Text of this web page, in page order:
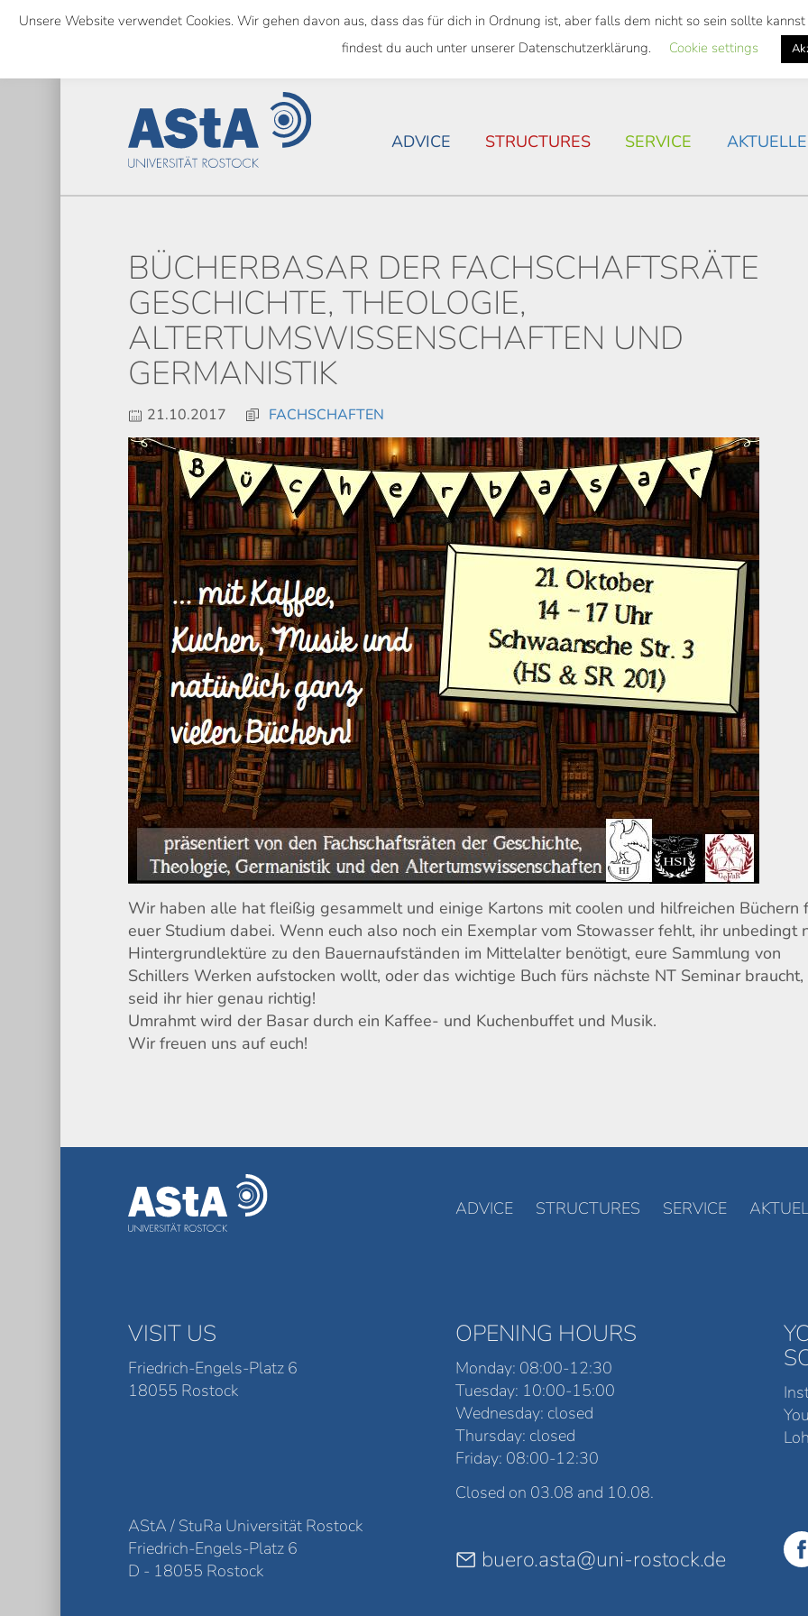
Skip
content
NATIONWIDE SEMESTER TICKET HOUSING SITUATION IN
ADVICE STRUCTURES SERVICE
BÜCHERBASAR DER FACHSCHAFTSRÄTE
GESCHICHTE, THEOLOGIE,
ALTERTUMSWISSENSCHAFTEN UND
GERMANISTIK
21.10.2017 FACHSCHAFTEN
Wir haben alle hat fleißig gesammelt und einige Kartons mit coolen und hilfreichen Büchern
euer Studium dabei. Wenn euch also noch ein Exemplar vom Stowasser fehlt, ihr unbedingt
Hintergrundlektüre zu den Bauernaufständen im Mittelalter benötigt, eure Sammlung von
Schillers Werken aufstocken wollt, oder das wichtige Buch fürs nächste NT Seminar braucht,
seid ihr hier genau richtig!
Umrahmt wird der Basar durch ein Kaffee- und Kuchenbuffet und Musik.
Wir freuen uns auf euch!
ADVICE STRUCTURES SERVICE
VISIT US
Friedrich-Engels-Platz 6
18055 Rostock
OPENING HOURS
Monday: 08:00-12:30
Tuesday: 10:00-15:00
Wednesday: closed
Thursday: closed
Friday: 08:00-12:30
Closed on 03.08 and 10.08.
AStA / StuRa Universität Rostock
Friedrich-Engels-Platz 6
D - 18055 Rostock
buero.asta@uni-rostock.de
Unsere Website verwendet Cookies. Wir gehen davon aus, dass das für dich in Ordnung ist, aber falls dem nicht so sein sollte
findest du auch unter unserer Datenschutzerklärung.
Cookie settings